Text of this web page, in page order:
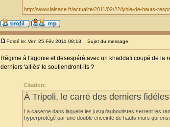
http://www.lalsace.fr/actualite/2011/02/22/lybie-de-hauts-
Posté le: Ven 25 Fév 2011 08:13 Sujet du message:
Régime à l'agonie et desespéré avec un khaddafi coupé de
derniers 'alliés' le soutiendront-ils ?
Citation:
À Tripoli, le carré des derniers
La caserne dans laquelle les jusqu'auboutistes serrent les
hyperprotégé par une double enceinte de hauts murs qui